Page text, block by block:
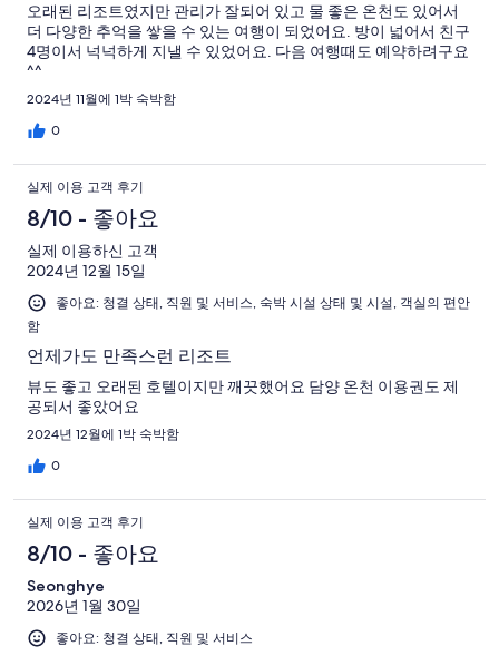
오래된 리조트였지만 관리가 잘되어 있고 물 좋은 온천도 있어서
더 다양한 추억을 쌓을 수 있는 여행이 되었어요. 방이 넓어서 친구
4명이서 넉넉하게 지낼 수 있었어요. 다음 여행때도 예약하려구요
^^
2024년 11월에 1박 숙박함
0
실제 이용 고객 후기
8/10 - 좋아요
실제 이용하신 고객
2024년 12월 15일
좋아요: 청결 상태, 직원 및 서비스, 숙박 시설 상태 및 시설, 객실의 편안
함
언제가도 만족스런 리조트
뷰도 좋고 오래된 호텔이지만 깨끗했어요 담양 온천 이용권도 제
공되서 좋았어요
2024년 12월에 1박 숙박함
0
실제 이용 고객 후기
8/10 - 좋아요
Seonghye
2026년 1월 30일
좋아요: 청결 상태, 직원 및 서비스